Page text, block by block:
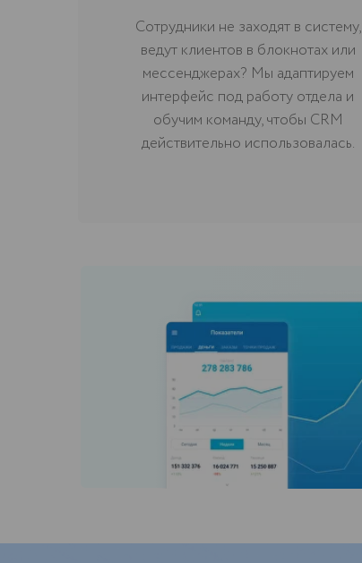
Сотрудники не заходят в систему,
ведут клиентов в блокнотах или
мессенджерах? Мы адаптируем
интерфейс под работу отдела и
обучим команду, чтобы CRM
действительно использовалась.